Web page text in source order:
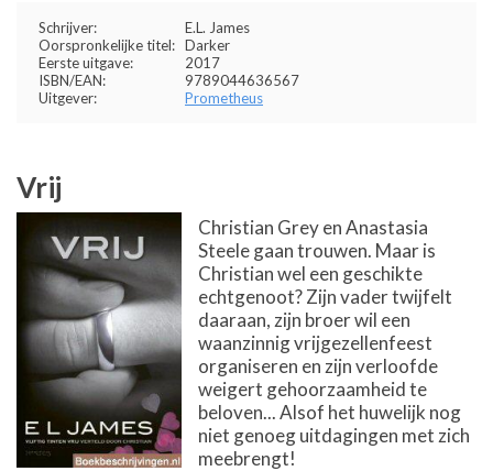
Schrijver:
E.L. James
Oorspronkelijke titel: Darker
Eerste uitgave:
2017
ISBN/EAN:
9789044636567
Uitgever:
Prometheus
Vrij
Christian Grey en Anastasia
Steele gaan trouwen. Maar is
Christian wel een geschikte
echtgenoot? Zijn vader twijfelt
daaraan, zijn broer wil een
waanzinnig vrijgezellenfeest
organiseren en zijn verloofde
weigert gehoorzaamheid te
beloven... Alsof het huwelijk nog
niet genoeg uitdagingen met zich
meebrengt!